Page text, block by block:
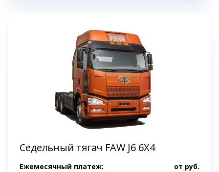
Седельный тягач FAW J6 6Х4
Ежемесячный платеж: от руб.